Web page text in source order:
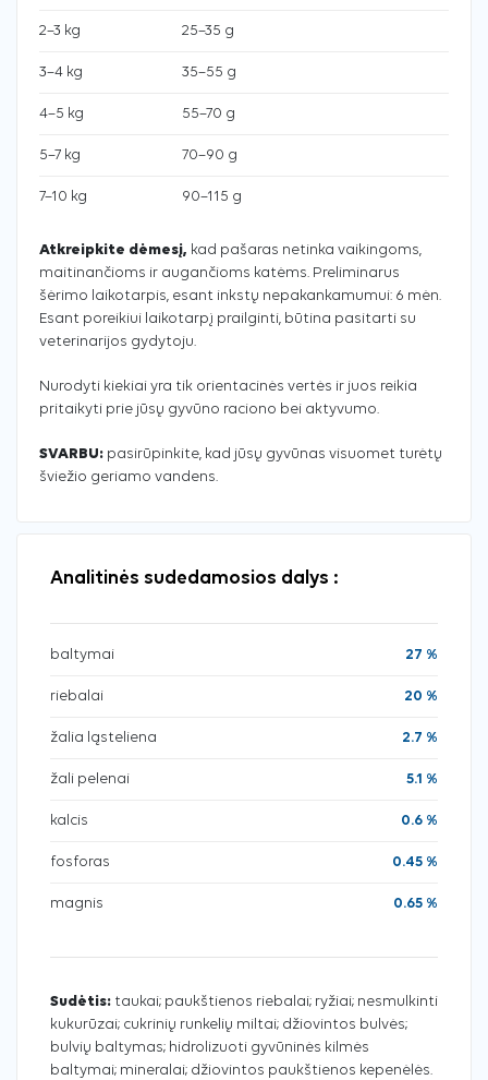
2–3 kg 25–35 g
3–4 kg 35–55 g
4–5 kg 55–70 g
5–7 kg 70–90 g
7–10 kg 90–115 g
Atkreipkite dėmesį, kad pašaras netinka vaikingoms,
maitinančioms ir augančioms katėms. Preliminarus
šėrimo laikotarpis, esant inkstų nepakankamumui: 6 mėn.
Esant poreikiui laikotarpį prailginti, būtina pasitarti su
veterinarijos gydytoju.
Nurodyti kiekiai yra tik orientacinės vertės ir juos reikia
pritaikyti prie jūsų gyvūno raciono bei aktyvumo.
SVARBU: pasirūpinkite, kad jūsų gyvūnas visuomet turėtų
šviežio geriamo vandens.
Analitinės sudedamosios dalys :
baltymai 27 %
riebalai 20 %
žalia ląsteliena 2.7 %
žali pelenai 5.1 %
kalcis 0.6 %
fosforas 0.45 %
magnis 0.65 %
Sudėtis: taukai; paukštienos riebalai; ryžiai; nesmulkinti
kukurūzai; cukrinių runkelių miltai; džiovintos bulvės;
bulvių baltymas; hidrolizuoti gyvūninės kilmės
baltymai; mineralai; džiovintos paukštienos kepenėlės.